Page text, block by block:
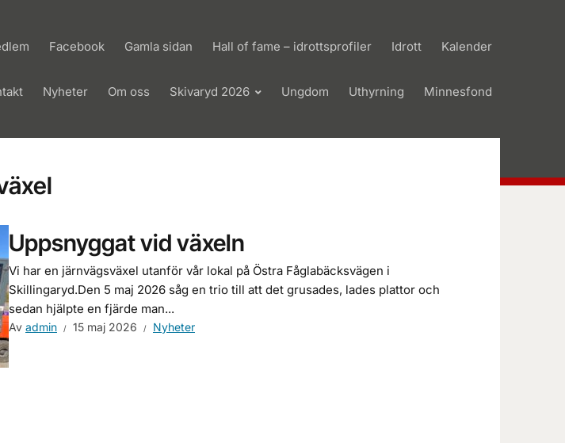
Facebook Gamla sidan Hall of fame – idrottsprofiler Idrott Kalender
Nyheter Om oss Skivaryd 2026 Ungdom Uthyrning Minnesfond
Uppsnyggat vid växeln
Vi har en järnvägsväxel utanför vår lokal på Östra Fåglabäcksvägen i
Skillingaryd.Den 5 maj 2026 såg en trio till att det grusades, lades plattor och
sedan hjälpte en fjärde man...
Av admin 15 maj 2026 Nyheter